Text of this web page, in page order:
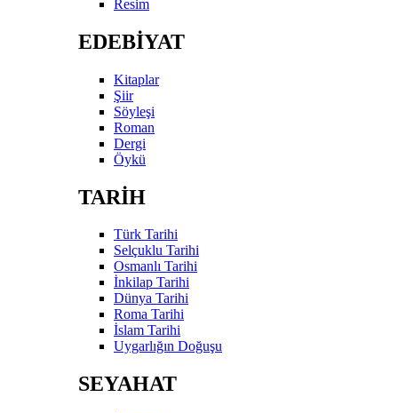
Resim
EDEBİYAT
Kitaplar
Şiir
Söyleşi
Roman
Dergi
Öykü
TARİH
Türk Tarihi
Selçuklu Tarihi
Osmanlı Tarihi
İnkilap Tarihi
Dünya Tarihi
Roma Tarihi
İslam Tarihi
Uygarlığın Doğuşu
SEYAHAT